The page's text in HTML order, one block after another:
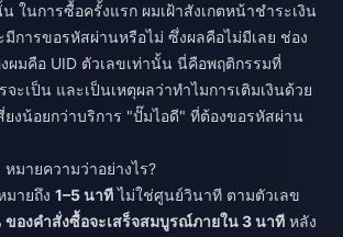
ในการซื้อครั้งแรก ผมเฝ้าสังเกตหน้าชำระเงิน
มีการขอรหัสผ่านหรือไม่ ซึ่งผลคือไม่มีเลย ช่อง
ผมคือ UID ตัวเลขเท่านั้น นี่คือพฤติกรรมที่
ะเป็น และเป็นเหตุผลว่าทำไมการเติมเงินด้วย
ยงน้อยกว่าบริการ "ปั๊มไอดี" ที่ต้องขอรหัสผ่าน
มายความว่าอย่างไร?
ายถึง 1–5 นาทีไม่ใช่ศูนย์วินาที ตามตัวเลข
ของคำสั่งซื้อจะเสร็จสมบูรณ์ภายใน 3 นาที หลัง